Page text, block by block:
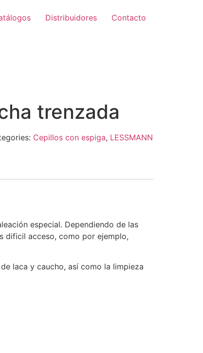
Distribuidores Contacto
trenzada
Cepillos con espiga, LESSMANN
especial. Dependiendo de las
dificil acceso, como por ejemplo,
laca y caucho, así como la limpieza